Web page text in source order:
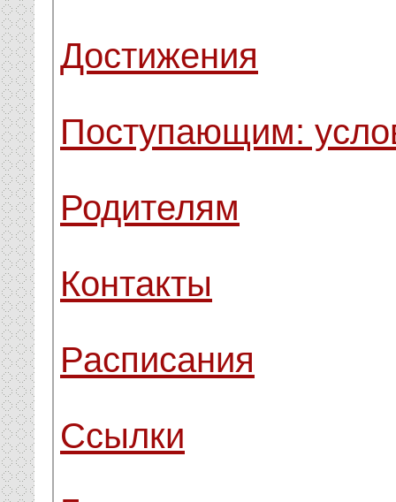
Достижения
Поступающим:
Родителям
Контакты
Расписания
Ссылки